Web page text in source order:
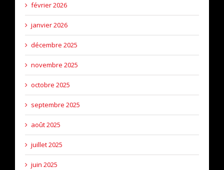
février 2026
janvier 2026
décembre 2025
novembre 2025
octobre 2025
septembre 2025
août 2025
juillet 2025
juin 2025